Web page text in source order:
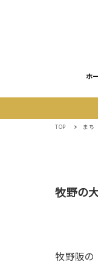
ホ
TOP まち
牧野の
牧野阪の